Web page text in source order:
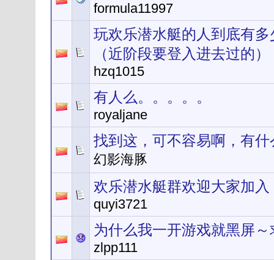
formula11997
玩欢乐潜水艇的人到底有
（近阶段要登入进去过的）
hzq1015
有人么。。。。。
royaljane
找到这，可不容易啊，有
幻影海豚
欢乐潜水艇群欢迎大家加
quyi3721
为什么我一开游戏就黑屏～
zlpp111